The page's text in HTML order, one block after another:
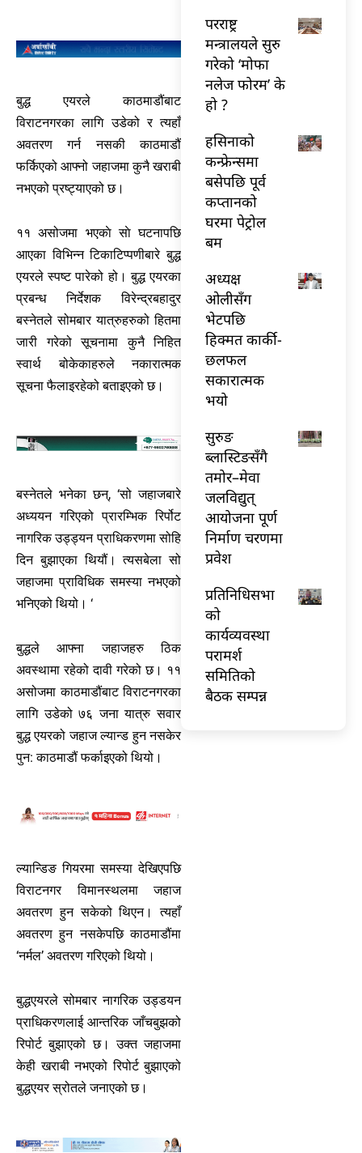
बुद्ध एयरले काठमाडौंबाट
विराटनगरका लागि उडेको र त्यहाँ
अवतरण गर्न नसकी काठमाडौं
फर्किएको आफ्नो जहाजमा कुनै खराबी
नभएको प्रष्ट्याएको छ।
११ असोजमा भएकाे साे घटनापछि
आएका विभिन्न टिकाटिप्पणीबारे बुद्ध
एयरले स्पष्ट पारेको हो। बुद्ध एयरका
प्रबन्ध निर्देशक विरेन्द्रबहादुर
बस्नेतले सोमबार यात्रुहरुको हितमा
जारी गरेको सूचनामा कुनै निहित
स्वार्थ बोकेकाहरुले नकारात्मक
सूचना फैलाइरहेको बताइएको छ।
बस्नेतले भनेका छन्, ‘सो जहाजबारे
अध्ययन गरिएको प्रारम्भिक रिर्पोट
नागरिक उड्ड्यन प्राधिकरणमा सोहि
दिन बुझाएका थियौं। त्यसबेला सो
जहाजमा प्राविधिक समस्या नभएको
भनिएको थियो। ‘
बुद्धले आफ्ना जहाजहरु ठिक
अवस्थामा रहेको दावी गरेको छ। ११
असोजमा काठमाडौंबाट विराटनगरका
लागि उडेको ७६ जना यात्रु सवार
बुद्ध एयरको जहाज ल्यान्ड हुन नसकेर
पुन: काठमाडौं फर्काइएको थियो।
ल्यान्डिङ गियरमा समस्या देखिएपछि
विराटनगर विमानस्थलमा जहाज
अवतरण हुन सकेको थिएन। त्यहाँ
अवतरण हुन नसकेपछि काठमाडौंमा
‘नर्मल’ अवतरण गरिएको थियो।
बुद्धएयरले सोमबार नागरिक उड्डयन
प्राधिकरणलाई आन्तरिक जाँचबुझको
रिपोर्ट बुझाएको छ। उक्त जहाजमा
केही खराबी नभएको रिपोर्ट बुझाएको
बुद्धएयर स्रोतले जनाएको छ।
परराष्ट्र
मन्त्रालयले सुरु
गरेको ‘मोफा
नलेज फोरम’ के
हो ?
हसिनाको
कन्फ्रेन्समा
बसेपछि पूर्व
कप्तानको
घरमा पेट्रोल
बम
अध्यक्ष
ओलीसँग
भेटपछि
हिक्मत कार्की-
छलफल
सकारात्मक
भयो
सुरुङ
ब्लास्टिङसँगै
तमोर–मेवा
जलविद्युत्
आयोजना पूर्ण
निर्माण चरणमा
प्रवेश
प्रतिनिधिसभा
को
कार्यव्यवस्था
परामर्श
समितिको
बैठक सम्पन्न